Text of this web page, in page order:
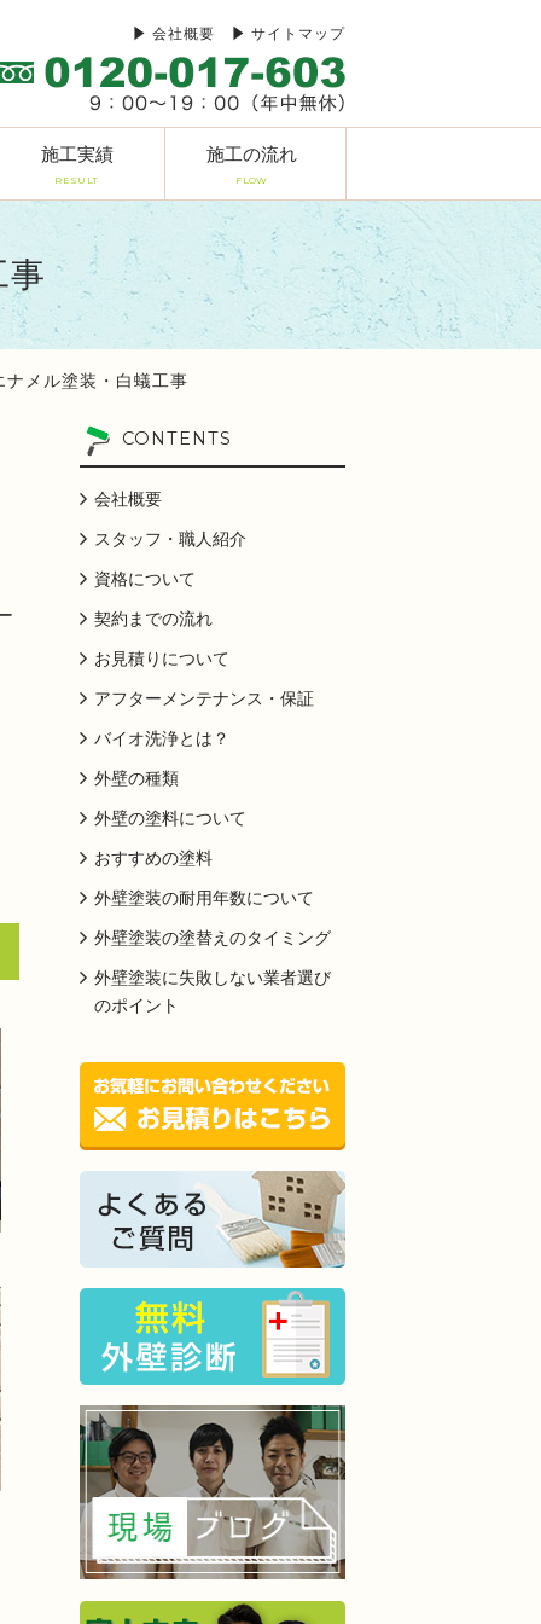
サイトマップ
会社概要
施工実績
RESULT
施工の流れ
FLOW
事
メル塗装・白蟻工事
CONTENTS
会社概要
スタッフ・職人紹介
資格について
契約までの流れ
お見積りについて
アフターメンテナンス・保証
バイオ洗浄とは？
外壁の種類
外壁の塗料について
おすすめの塗料
外壁塗装の耐用年数について
外壁塗装の塗替えのタイミング
外壁塗装に失敗しない業者選び
のポイント